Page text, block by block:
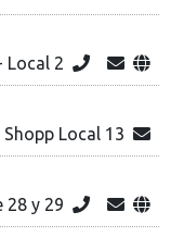
Local 2
Local 13
28 y 29